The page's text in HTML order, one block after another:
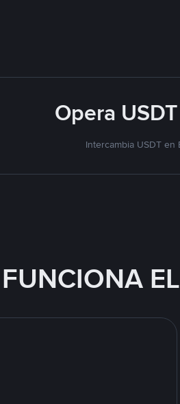
Opera
Intercambia USDT